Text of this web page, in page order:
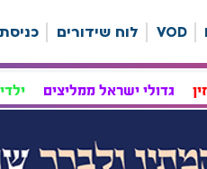
VOD לוח שידורים
גדולי ישראל ממליצים